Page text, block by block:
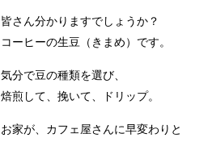
皆さん分かりますでしょうか？
コーヒーの生豆（きまめ）です。
気分で豆の種類を選び、
焙煎して、挽いて、ドリップ。
お家が、カフェ屋さんに早変わりと